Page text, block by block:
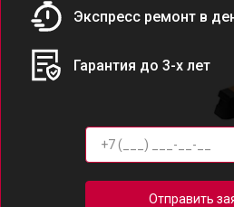
Экспресс ремонт в
Гарантия до 3-х лет
Отправить